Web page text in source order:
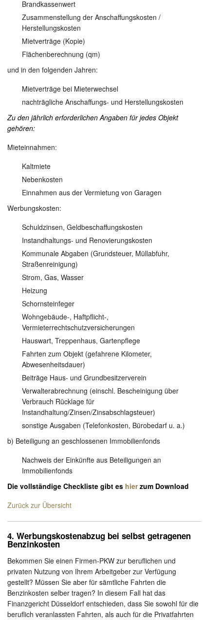
Brandkassenwert
Zusammenstellung der Anschaffungskosten /
Herstellungskosten
Mietverträge (Kopie)
Flächenberechnung (qm)
und in den folgenden Jahren:
Mietverträge bei Mieterwechsel
nachträgliche Anschaffungs- und Herstellungskosten
Zu den jährlich erforderlichen Angaben für jedes Objekt
gehören:
Mieteinnahmen:
Kaltmiete
Nebenkosten
Einnahmen aus der Vermietung von Garagen
Werbungskosten:
Schuldzinsen, Geldbeschaffungskosten
Instandhaltungs- und Renovierungskosten
Kommunale Abgaben (Grundsteuer, Müllabfuhr,
Straßenreinigung)
Strom, Gas, Wasser
Heizung
Schornsteinfeger
Wohngebäude-, Haftpflicht-,
Vermieterrechtschutzversicherungen
Hauswart, Treppenhaus, Gartenpflege
Fahrten zum Objekt (gefahrene Kilometer,
Abwesenheitsdauer)
Beiträge Haus- und Grundbesitzerverein
Verwalterabrechnung (einschl. Bescheinigung über
Verbrauch Rücklage für
Instandhaltung/Zinsen/Zinsabschlagsteuer)
sonstige Ausgaben (Telefonkosten, Bürobedarf u. a.)
b) Beteiligung an geschlossenen Immobilienfonds
Nachweis der Einkünfte aus Beteiligungen an
Immobilienfonds
Die vollständige Checkliste gibt es hierzum Download
Zurück zur Übersicht
4. Werbungskostenabzug bei selbst getragenen
Benzinkosten
Bekommen Sie einen Firmen-PKW zur beruflichen und
privaten Nutzung von Ihrem Arbeitgeber zur Verfügung
gestellt? Müssen Sie aber für sämtliche Fahrten die
Benzinkosten selber tragen? In diesem Fall hat das
Finanzgericht Düsseldorf entschieden, dass Sie sowohl für die
beruflich veranlassten Fahrten, als auch für die Privatfahrten